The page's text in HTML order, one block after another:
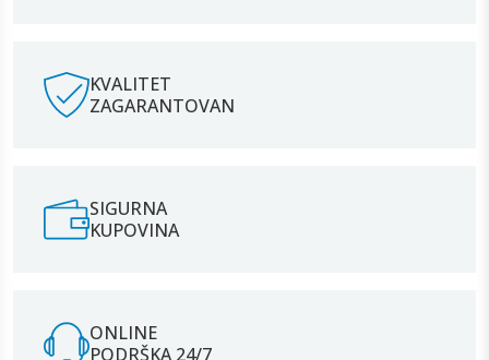
KVALITET
ZAGARANTOVAN
SIGURNA
KUPOVINA
ONLINE
PODRŠKA 24/7